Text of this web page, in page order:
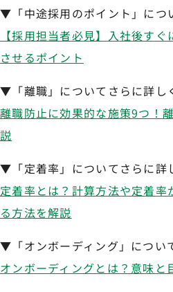
▼「中途採用のポイント」につ
【採用担当者必見】入社後す
させるポイント
▼「離職」についてさらに詳し
離職防止に効果的な施策9つ！
説
▼「定着率」についてさらに詳
定着率とは？計算方法や定着
る方法を解説
▼「オンボーディング」につい
オンボーディングとは？意味と